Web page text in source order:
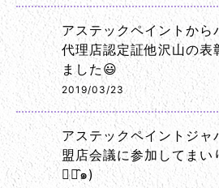
アステックペイントから
代理店認定証他沢山の表
ました😃
2019/03/23
アステックペイントジャ
盟店会議に参加してま
◡･̑๑)